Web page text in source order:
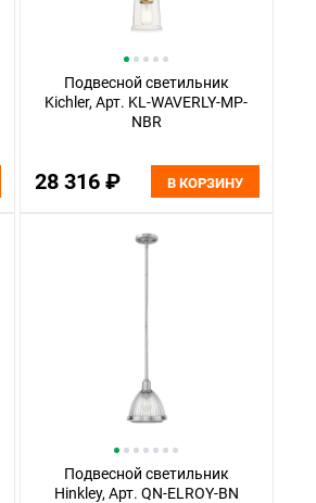
Подвесной светильник
Kichler, Арт. KL-WAVERLY-MP-
NBR
28 316 ₽ В КОРЗИНУ
Подвесной светильник
Hinkley, Арт. QN-ELROY-BN